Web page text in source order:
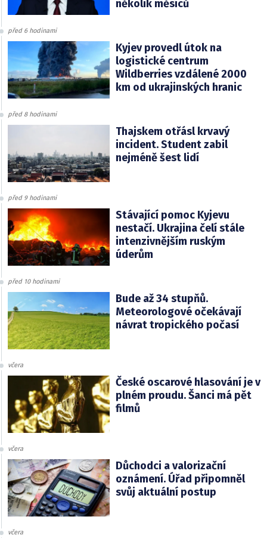
několik měsíců
před 6 hodinami
Kyjev provedl útok na
logistické centrum
Wildberries vzdálené 2000
km od ukrajinských hranic
před 8 hodinami
Thajskem otřásl krvavý
incident. Student zabil
nejméně šest lidí
před 9 hodinami
Stávající pomoc Kyjevu
nestačí. Ukrajina čelí stále
intenzivnějším ruským
úderům
před 10 hodinami
Bude až 34 stupňů.
Meteorologové očekávají
návrat tropického počasí
včera
České oscarové hlasování je v
plném proudu. Šanci má pět
filmů
včera
Důchodci a valorizační
oznámení. Úřad připomněl
svůj aktuální postup
včera